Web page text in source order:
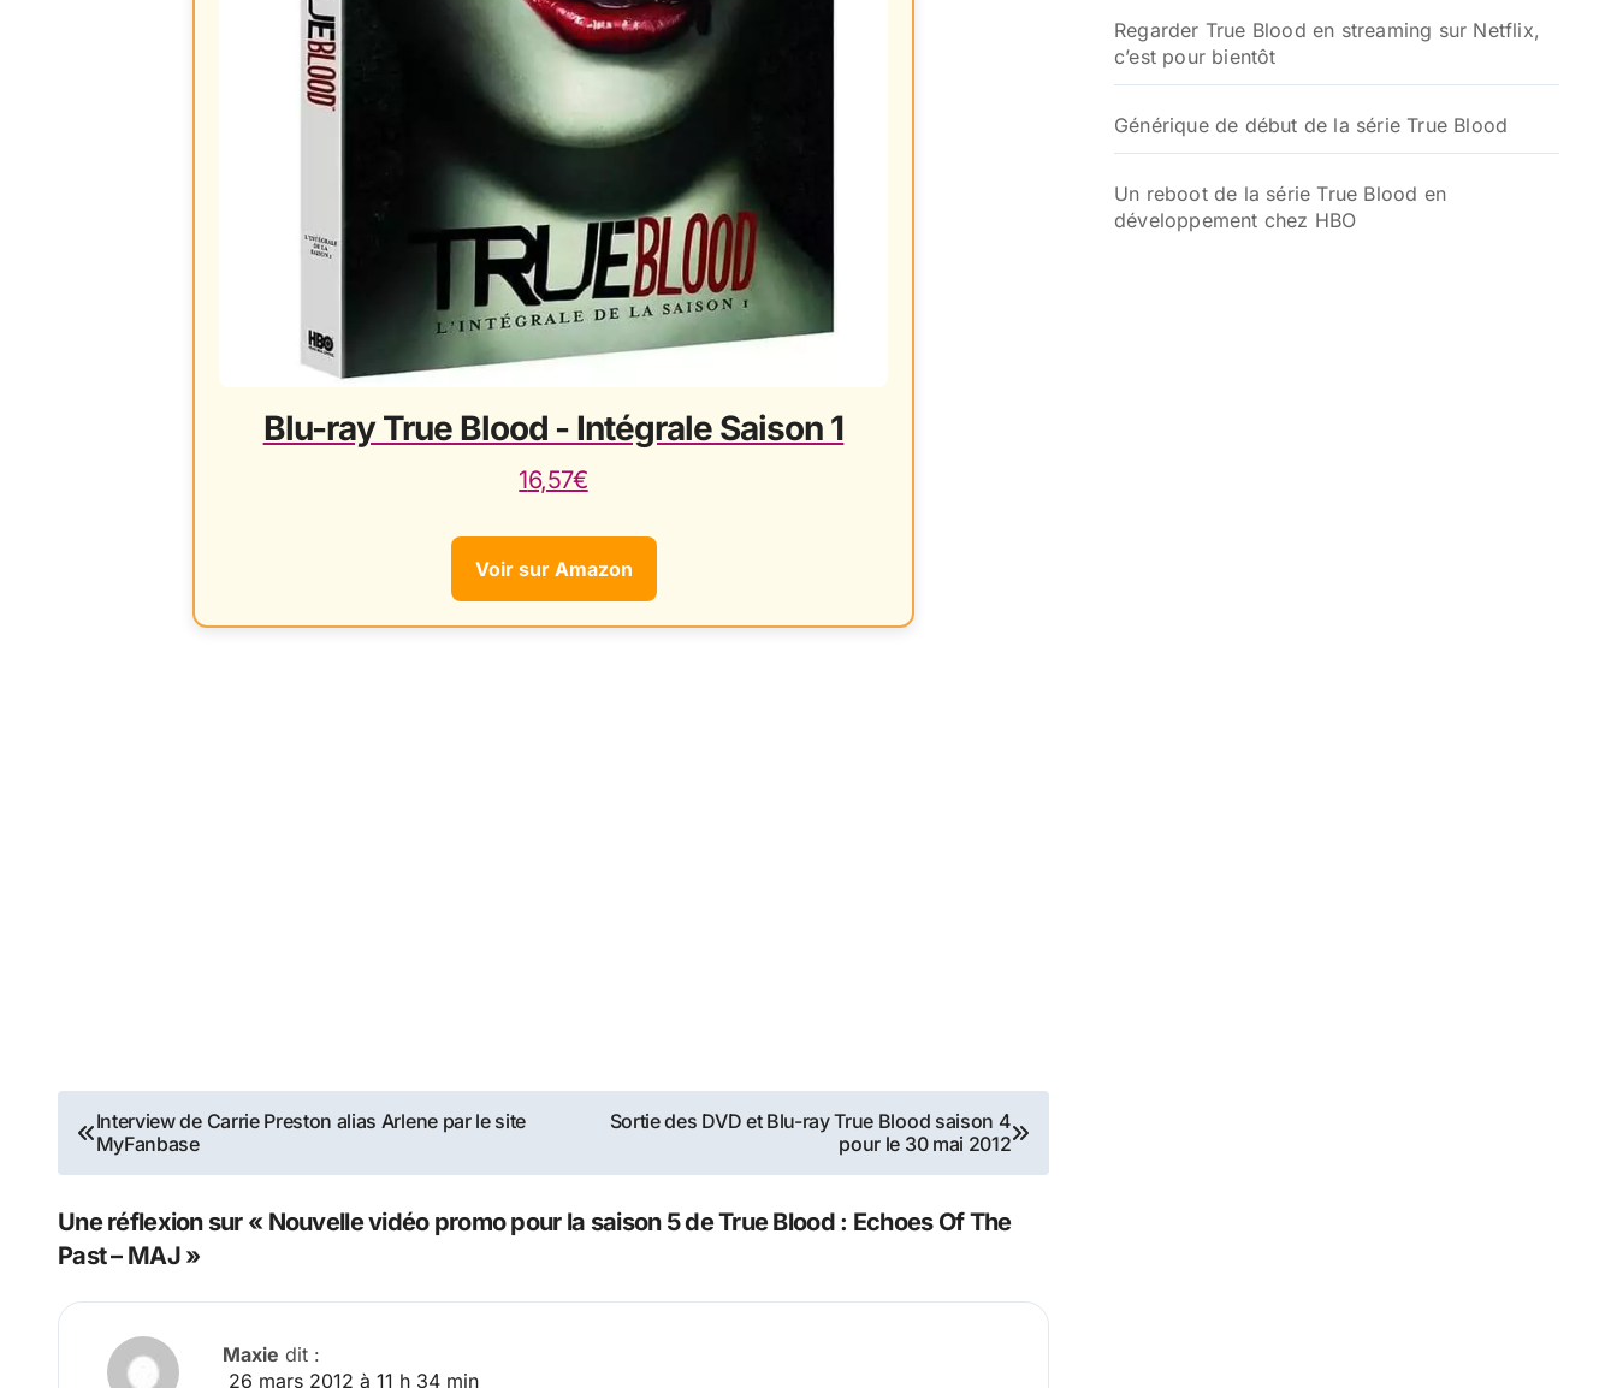
Blu-ray True Blood - Intégrale Saison 1
16,57€
Voir sur Amazon
Navigation
de
l’article
Interview de Carrie Preston alias Arlene par le site
MyFanbase
Sortie des DVD et Blu-ray True Blood saison 4
pour le 30 mai 2012
Une réflexion sur « Nouvelle vidéo promo pour la saison 5 de True Blood : Echoes Of The
Past – MAJ »
Maxie dit :
26 mars 2012 à 11 h 34 min
Regarder True Blood en streaming sur Netflix,
c’est pour bientôt
Générique de début de la série True Blood
Un reboot de la série True Blood en
développement chez HBO